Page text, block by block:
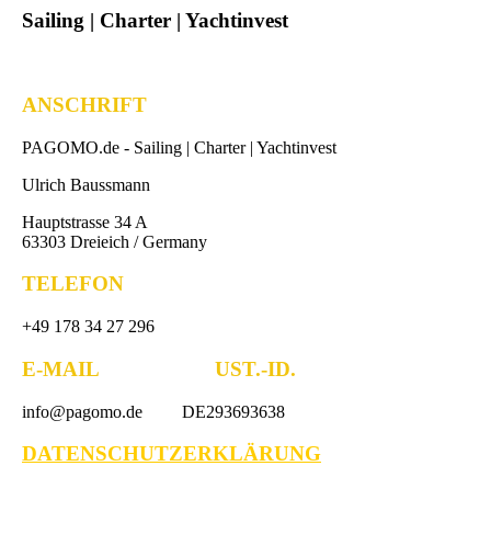
Sailing | Charter | Yachtinvest
ANSCHRIFT
PAGOMO.de - Sailing | Charter | Yachtinvest
Ulrich Baussmann
Hauptstrasse 34 A
63303 Dreieich / Germany
TELEFON
+49 178 34 27 296
E-MAIL UST.-ID.
info@pagomo.de DE293693638
DATENSCHUTZERKLÄRUNG